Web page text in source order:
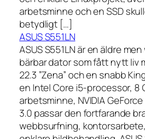
arbetsminne och en SSD
betydligt […]
ASUS S551LN
ASUS S551LN är en äldre
bärbar dator som fått nytt liv
22.3 ”Zena” och en snabb
en Intel Core i5-processor, 8
arbetsminne, NVIDIA
3.0 passar den fortfarande
webbsurfning,